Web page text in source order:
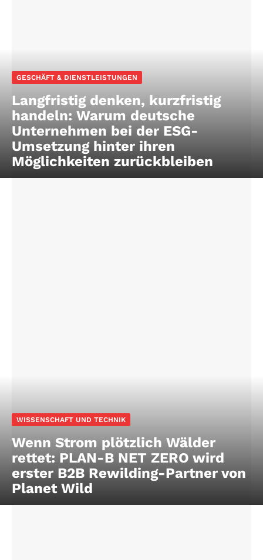
GESCHÄFT & DIENSTLEISTUNGEN
Langfristig denken, kurzfristig
handeln: Warum deutsche
Unternehmen bei der ESG-
Umsetzung hinter ihren
Möglichkeiten zurückbleiben
WISSENSCHAFT UND TECHNIK
Wenn Strom plötzlich Wälder
rettet: PLAN-B NET ZERO wird
erster B2B Rewilding-Partner von
Planet Wild